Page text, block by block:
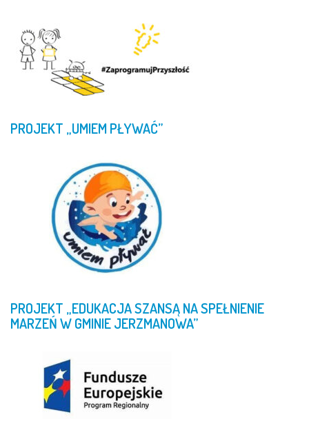
PROJEKT „UMIEMPŁYWAĆ”
PROJEKT „EDUKACJASZANSĄNASPEŁNIENIE
MARZEŃWGMINIEJERZMANOWA”